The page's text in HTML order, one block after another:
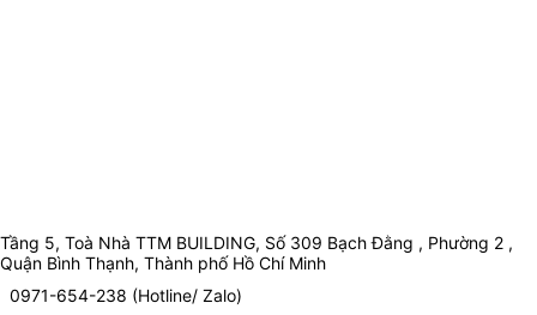
Tầng 5, Toà Nhà TTM BUILDING, Số 309 Bạch Đằng , Phường 2 ,
Quận Bình Thạnh, Thành phố Hồ Chí Minh
0971-654-238 (Hotline/ Zalo)